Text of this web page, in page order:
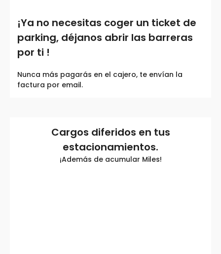
¡Ya no necesitas coger un ticket de
parking, déjanos abrir las barreras
por ti !
Nunca más pagarás en el cajero, te envían la
factura por email.
Cargos diferidos en tus
estacionamientos.
¡Además de acumular Miles!